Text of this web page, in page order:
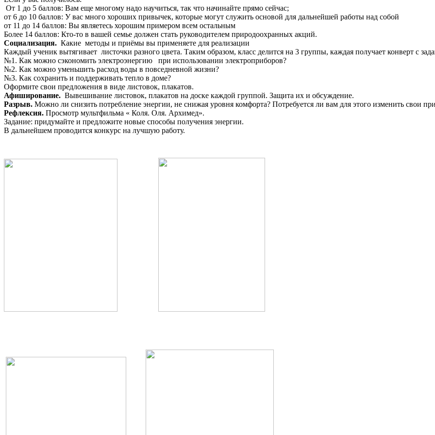
От 1 до 5 баллов: Вам еще многому надо научиться, так что начинайте прямо сейчас;
от 6 до 10 баллов: У вас много хороших привычек, которые могут служить основой для дальнейшей работы над собой
от 11 до 14 баллов: Вы являетесь хорошим примером всем остальным
Более 14 баллов: Кто-то в вашей семье должен стать руководителем природоохранных акций.
Социализация. Какие методы и приёмы вы применяете для реализации
Каждый ученик вытягивает листочки разного цвета. Таким образом, класс делится на 3 группы, каждая получает конверт с
№1. Как можно сэкономить электроэнергию при использовании электроприборов?
№2. Как можно уменьшить расход воды в повседневной жизни?
№3. Как сохранить и поддерживать тепло в доме?
Оформите свои предложения в виде листовок, плакатов.
Афиширование. Вывешивание листовок, плакатов на доске каждой группой. Защита их и обсуждение.
Разрыв. Можно ли снизить потребление энергии, не снижая уровня комфорта? Потребуется ли вам для этого изменить свои
Рефлексия. Просмотр мультфильма « Коля. Оля. Архимед».
Задание: придумайте и предложите новые способы получения энергии.
В дальнейшем проводится конкурс на лучшую работу.